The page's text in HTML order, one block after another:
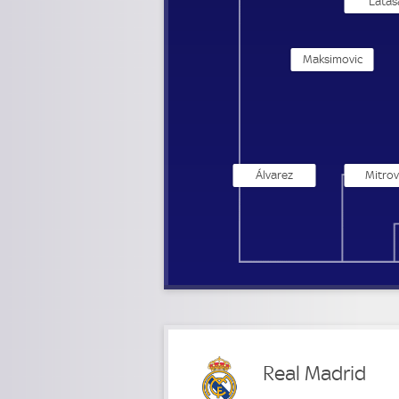
Álvarez
Maksimovic
Real Madrid